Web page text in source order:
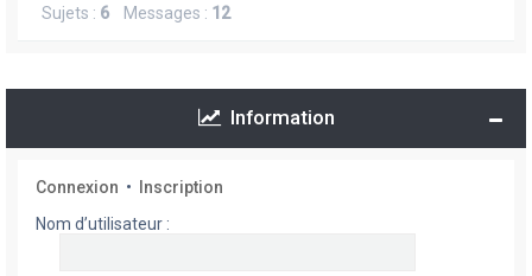
Sujets : 6 Messages : 12
Information
Connexion •
Inscription
Nom d’utilisateur :